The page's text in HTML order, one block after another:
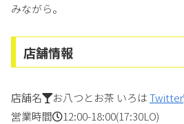
みながら。
店舗情報
店舗名 お八つとお茶 いろはTwitter
営業時間
12:00-18:00(17:30LO)